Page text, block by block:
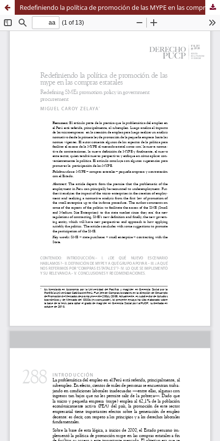
Redefiniendo la política de promoción de las MYPE en las compras estatales